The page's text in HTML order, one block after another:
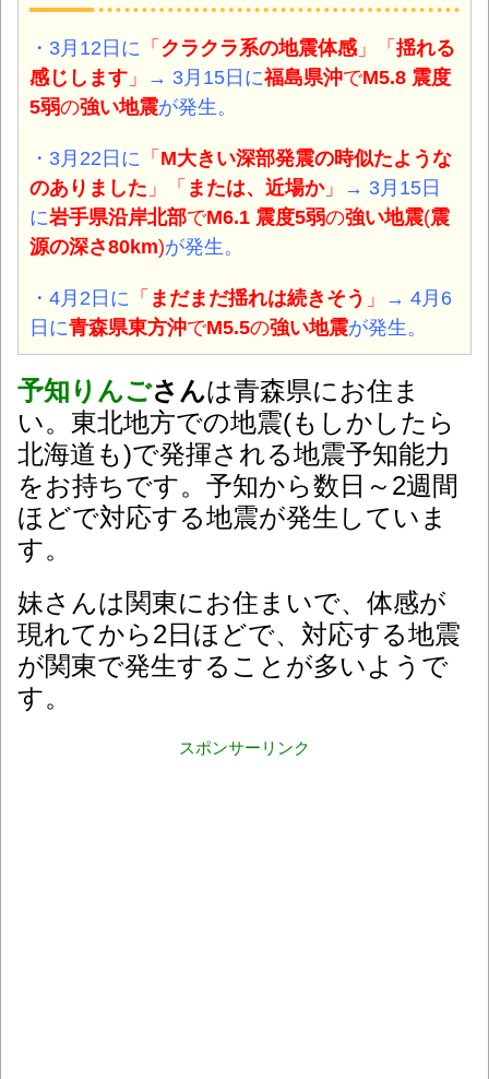
・3月12日に 「 クラクラ系の地震体感 」「 揺れる
感じします 」 → 3月15日に福島県沖でM5.8 震度
5弱の強い地震が発生。
・3月22日に 「 M大きい深部発震の時似たような
のありました 」「 または、近場か」
→ 3月15日
に岩手県沿岸北部でM6.1 震度5弱の強い地震(震
源の深さ80km)が発生。
・4月2日に 「 まだまだ揺れは続きそう 」
→ 4月6
日に青森県東方沖でM5.5の強い地震が発生。
予知りんごさんは青森県にお住ま
い。東北地方での地震(もしかしたら
北海道も)で発揮される地震予知能力
をお持ちです。予知から数日～2週間
ほどで対応する地震が発生していま
す。
妹さんは関東にお住まいで、体感が
現れてから2日ほどで、対応する地震
が関東で発生することが多いようで
す。
スポンサーリンク